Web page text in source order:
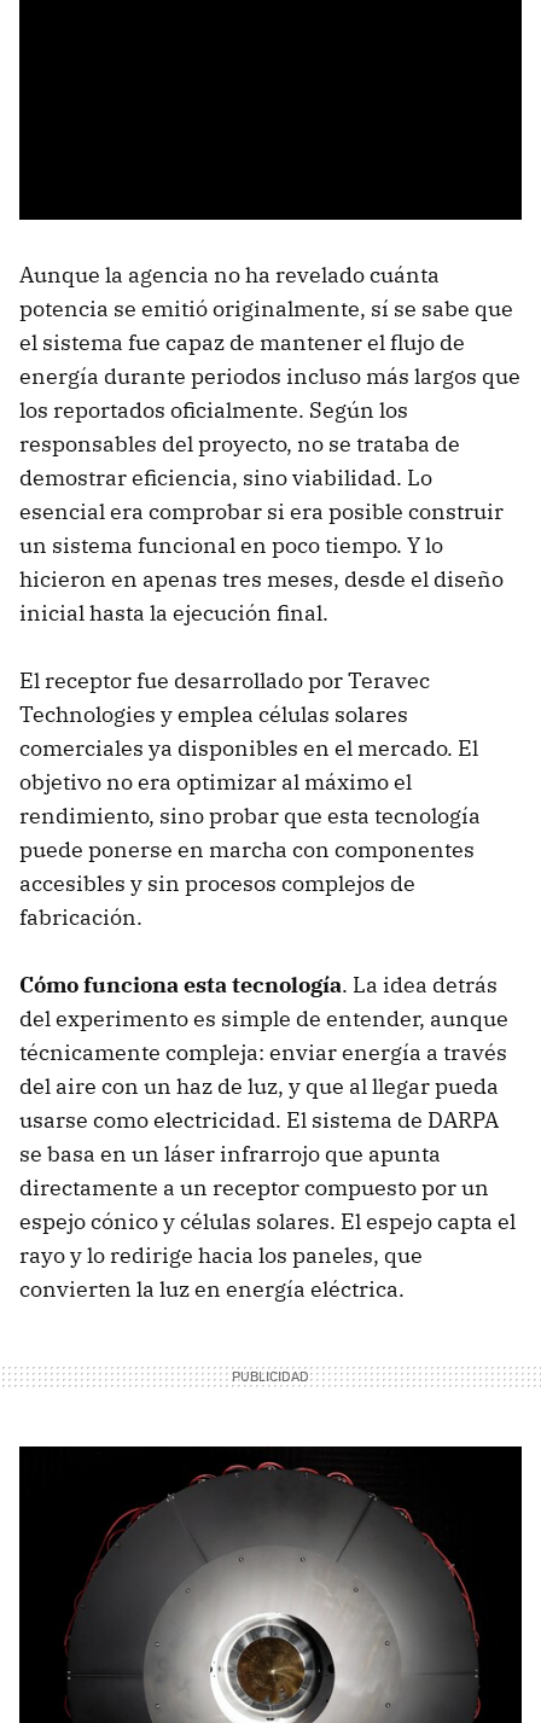
Aunque la agencia no ha revelado cuánta
potencia se emitió originalmente, sí se sabe que
el sistema fue capaz de mantener el flujo de
energía durante periodos incluso más largos que
los reportados oficialmente. Según los
responsables del proyecto, no se trataba de
demostrar eficiencia, sino viabilidad. Lo
esencial era comprobar si era posible construir
un sistema funcional en poco tiempo. Y lo
hicieron en apenas tres meses, desde el diseño
inicial hasta la ejecución final.
El receptor fue desarrollado por Teravec
Technologies y emplea células solares
comerciales ya disponibles en el mercado. El
objetivo no era optimizar al máximo el
rendimiento, sino probar que esta tecnología
puede ponerse en marcha con componentes
accesibles y sin procesos complejos de
fabricación.
Cómo funciona esta tecnología. La idea detrás
del experimento es simple de entender, aunque
técnicamente compleja: enviar energía a través
del aire con un haz de luz, y que al llegar pueda
usarse como electricidad. El sistema de DARPA
se basa en un láser infrarrojo que apunta
directamente a un receptor compuesto por un
espejo cónico y células solares. El espejo capta el
rayo y lo redirige hacia los paneles, que
convierten la luz en energía eléctrica.